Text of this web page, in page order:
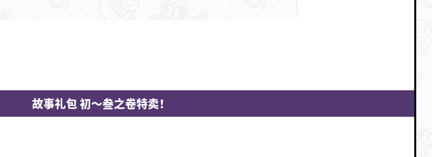
故事礼包 初～叁之卷特卖！